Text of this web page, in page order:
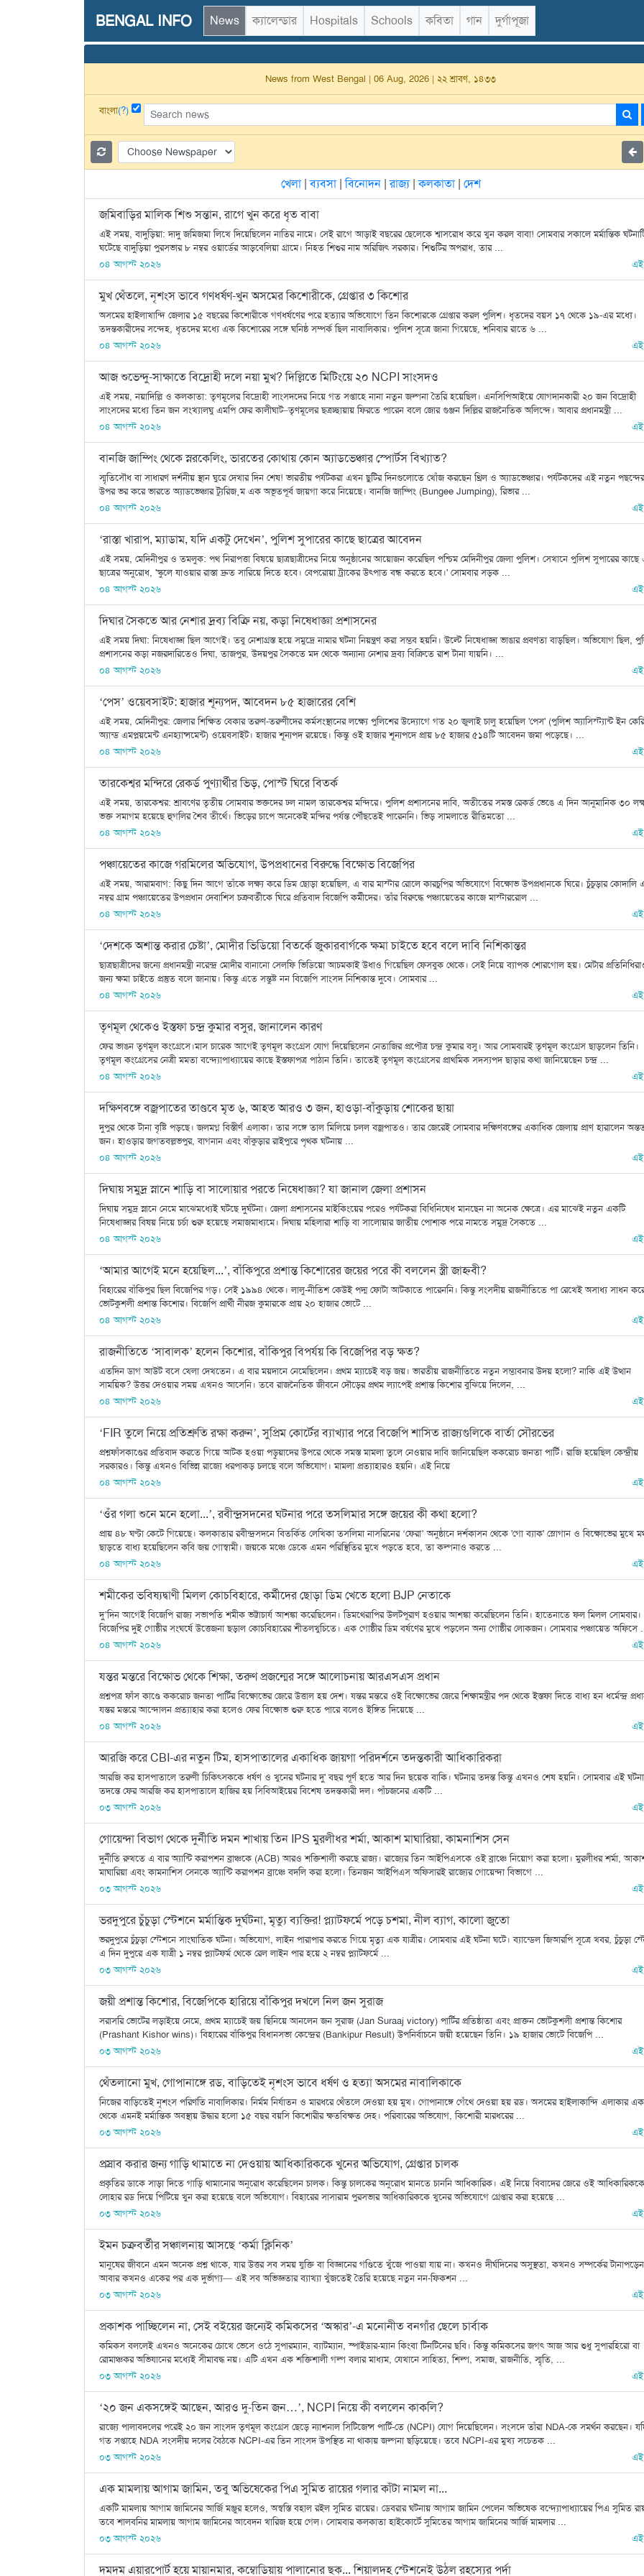
BENGAL INFO News ক্যালেন্ডার Hospitals Schools কবিতা গান দুর্গাপূজা
News from West Bengal | 06 Aug, 2026 | ২২ শ্রাবণ, ১৪৩৩
বাংলা(?)
খেলা|ব্যবসা|বিনোদন|রাজ্য|কলকাতা| দেশ
জমিবাড়ির মালিক শিশু সন্তান, রাগে খুন করে ধৃত বাবা
এই সময়, বাদুড়িয়া: দাদু জমিজমা লিখে দিয়েছিলেন নাতির নামে। সেই রাগে আড়াই বছরের ছেলেকে শ্বাসরোধ করে খুন করল বাবা! সোমবার সকালে মর্মান্তিক
ঘটেছে বাদুড়িয়া পুরসভার ৮ নম্বর ওয়ার্ডের আড়বেলিয়া গ্রামে। নিহত শিশুর নাম অরিজিৎ সরকার। শিশুটির অপরাধ, তার ...
০৪ আগস্ট ২০২৬
মুখ থেঁতলে, নৃশংস ভাবে গণধর্ষণ-খুন অসমের কিশোরীকে, গ্রেপ্তার ৩ কিশোর
অসমের হাইলাখান্দি জেলার ১৫ বছরের কিশোরীকে গণধর্ষণের পরে হত্যার অভিযোগে তিন কিশোরকে গ্রেপ্তার করল পুলিশ। ধৃতদের বয়স ১৭ থেকে ১৯-এর মধ্যে।
তদন্তকারীদের সন্দেহ, ধৃতদের মধ্যে এক কিশোরের সঙ্গে ঘনিষ্ঠ সম্পর্ক ছিল নাবালিকার। পুলিশ সূত্রে জানা গিয়েছে, শনিবার রাতে ৬ ...
০৪ আগস্ট ২০২৬
আজ শুভেন্দু-সাক্ষাতে বিদ্রোহী দলে নয়া মুখ? দিল্লিতে মিটিংয়ে ২০ NCPI সাংসদও
এই সময়, নয়াদিল্লি ও কলকাতা: তৃণমূলের বিদ্রোহী সাংসদদের নিয়ে গত সপ্তাহে নানা নতুন জল্পনা তৈরি হয়েছিল। এনসিপিআইয়ে যোগদানকারী ২০ জন বিদ্রোহী
সাংসদের মধ্যে তিন জন সংখ্যালঘু এমপি ফের কালীঘাট–তৃণমূলের ছত্রচ্ছায়ায় ফিরতে পারেন বলে জোর গুঞ্জন দিল্লির রাজনৈতিক অলিন্দে। আবার প্রধানমন্ত্রী ...
০৪ আগস্ট ২০২৬
বানজি জাম্পিং থেকে স্নরকেলিং, ভারতের কোথায় কোন অ্যাডভেঞ্চার স্পোর্টস বিখ্যাত?
স্মৃতিসৌধ বা সাধারণ দর্শনীয় স্থান ঘুরে দেখার দিন শেষ! ভারতীয় পর্যটকরা এখন ছুটির দিনগুলোতে খোঁজ করছেন থ্রিল ও অ্যাডভেঞ্চার। পর্যটকদের এই নতুন পছন্দের
উপর ভর করে ভারতে অ্যাডভেঞ্চার ট্যুরিজ়ম এক অভূতপূর্ব জায়গা করে নিয়েছে। বানজি জাম্পিং (Bungee Jumping), রিভার ...
০৪ আগস্ট ২০২৬
‘রাস্তা খারাপ, ম্যাডাম, যদি একটু দেখেন’, পুলিশ সুপারের কাছে ছাত্রের আবেদন
এই সময়, মেদিনীপুর ও তমলুক: পথ নিরাপত্তা বিষয়ে ছাত্রছাত্রীদের নিয়ে অনুষ্ঠানের আয়োজন করেছিল পশ্চিম মেদিনীপুর জেলা পুলিশ। সেখানে পুলিশ সুপারের
ছাত্রের অনুরোধ, 'স্কুলে যাওয়ার রাস্তা দ্রুত সারিয়ে দিতে হবে। বেপরোয়া ট্রাকের উৎপাত বন্ধ করতে হবে।' সোমবার সড়ক ...
০৪ আগস্ট ২০২৬
দিঘার সৈকতে আর নেশার দ্রব্য বিক্রি নয়, কড়া নিষেধাজ্ঞা প্রশাসনের
এই সময় দিঘা: নিষেধাজ্ঞা ছিল আগেই। তবু নেশাগ্রস্ত হয়ে সমুদ্রে নামার ঘটনা নিয়ন্ত্রণ করা সম্ভব হয়নি। উল্টে নিষেধাজ্ঞা ভাঙার প্রবণতা বাড়ছিল। অভিযোগ ছিল,
প্রশাসনের কড়া নজরদারিতেও দিঘা, তাজপুর, উদয়পুর সৈকতে মদ থেকে অন্যান্য নেশার দ্রব্য বিক্রিতে রাশ টানা যায়নি। ...
০৪ আগস্ট ২০২৬
‘পেস’ ওয়েবসাইট: হাজার শূন্যপদ, আবেদন ৮৫ হাজারের বেশি
এই সময়, মেদিনীপুর: জেলার শিক্ষিত বেকার তরুণ-তরুণীদের কর্মসংস্থানের লক্ষ্যে পুলিশের উদ্যোগে গত ২০ জুলাই চালু হয়েছিল 'পেস' (পুলিশ অ্যাসিস্ট্যান্ট ইন
অ্যান্ড এমপ্লয়মেন্ট এনহ্যান্সমেন্ট) ওয়েবসাইট। হাজার শূন্যপদ রয়েছে। কিন্তু ওই হাজার শূন্যপদে প্রায় ৮৫ হাজার ৫১৪টি আবেদন জমা পড়েছে। ...
০৪ আগস্ট ২০২৬
তারকেশ্বর মন্দিরে রেকর্ড পুণ্যার্থীর ভিড়, পোস্ট ঘিরে বিতর্ক
এই সময়, তারকেশ্বর: শ্রাবণের তৃতীয় সোমবার ভক্তদের ঢল নামল তারকেশ্বর মন্দিরে। পুলিশ প্রশাসনের দাবি, অতীতের সমস্ত রেকর্ড ভেঙে এ দিন আনুমানিক ৩০
ভক্ত সমাগম হয়েছে হুগলির শৈব তীর্থে। ভিড়ের চাপে অনেকেই মন্দির পর্যন্ত পৌঁছতেই পারেননি। ভিড় সামলাতে রীতিমতো ...
০৪ আগস্ট ২০২৬
পঞ্চায়েতের কাজে গরমিলের অভিযোগ, উপপ্রধানের বিরুদ্ধে বিক্ষোভ বিজেপির
এই সময়, আরামবাগ: কিছু দিন আগে তাঁকে লক্ষ্য করে ডিম ছোড়া হয়েছিল, এ বার মাস্টার রোলে কারচুপির অভিযোগে বিক্ষোভ উপপ্রধানকে ঘিরে। চুঁচুড়ার কোদালি
নম্বর গ্রাম পঞ্চায়েতের উপপ্রধান দেবাশিস চক্রবর্তীকে ঘিরে প্রতিবাদ বিজেপি কর্মীদের। তাঁর বিরুদ্ধে পঞ্চায়েতের কাজে মাস্টাররোল ...
০৪ আগস্ট ২০২৬
‘দেশকে অশান্ত করার চেষ্টা’, মোদীর ভিডিয়ো বিতর্কে জুকারবার্গকে ক্ষমা চাইতে হবে বলে দাবি নিশিকান্তর
ছাত্রছাত্রীদের জন্যে প্রধানমন্ত্রী নরেন্দ্র মোদীর বানানো সেলফি ভিডিয়ো আচমকাই উধাও গিয়েছিল ফেসবুক থেকে। সেই নিয়ে ব্যাপক শোরগোল হয়। মেটার
জন্য ক্ষমা চাইতে প্রস্তুত বলে জানায়। কিন্তু এতে সন্তুষ্ট নন বিজেপি সাংসদ নিশিকান্ত দুবে। সোমবার ...
০৪ আগস্ট ২০২৬
তৃণমূল থেকেও ইস্তফা চন্দ্র কুমার বসুর, জানালেন কারণ
ফের ভাঙন তৃণমূল কংগ্রেসে।মাস চারেক আগেই তৃণমূল কংগ্রেস যোগ দিয়েছিলেন নেতাজির প্রপৌত্র চন্দ্র কুমার বসু। আর সোমবারই তৃণমূল কংগ্রেস ছাড়লেন তিনি।
তৃণমূল কংগ্রেসের নেত্রী মমতা বন্দ্যোপাধ্যায়ের কাছে ইস্তফাপত্র পাঠান তিনি। তাতেই তৃণমূল কংগ্রেসের প্রাথমিক সদস্যপদ ছাড়ার কথা জানিয়েছেন চন্দ্র ...
০৪ আগস্ট ২০২৬
দক্ষিণবঙ্গে বজ্রপাতের তাণ্ডবে মৃত ৬, আহত আরও ৩ জন, হাওড়া-বাঁকুড়ায় শোকের ছায়া
দুপুর থেকে টানা বৃষ্টি পড়ছে। জলমগ্ন বিস্তীর্ণ এলাকা। তার সঙ্গে তাল মিলিয়ে চলল বজ্রপাতও। তার জেরেই সোমবার দক্ষিণবঙ্গের একাধিক জেলায় প্রাণ হারালেন
জন। হাওড়ার জগতবল্লভপুর, বাগনান এবং বাঁকুড়ার রাইপুরে পৃথক ঘটনায় ...
০৪ আগস্ট ২০২৬
দিঘায় সমুদ্র স্নানে শাড়ি বা সালোয়ার পরতে নিষেধাজ্ঞা? যা জানাল জেলা প্রশাসন
দিঘায় সমুদ্র স্নানে নেমে মাঝেমধ্যেই ঘটছে দুর্ঘটনা। জেলা প্রশাসনের মাইকিংয়ের পরেও পর্যটকরা বিধিনিষেধ মানছেন না অনেক ক্ষেত্রে। এর মাঝেই নতুন একটি
নিষেধাজ্ঞার বিষয় নিয়ে চর্চা শুরু হয়েছে সমাজমাধ্যমে। দিঘায় মহিলারা শাড়ি বা সালোয়ার জাতীয় পোশাক পরে নামতে সমুদ্র সৈকতে ...
০৪ আগস্ট ২০২৬
‘আমার আগেই মনে হয়েছিল...’, বাঁকিপুরে প্রশান্ত কিশোরের জয়ের পরে কী বললেন স্ত্রী জাহ্নবী?
বিহারের বাঁকিপুর ছিল বিজেপির গড়। সেই ১৯৯৪ থেকে। লালু-নীতিশ কেউই পদ্ম ফোটা আটকাতে পারেননি। কিন্তু সংসদীয় রাজনীতিতে পা রেখেই অসাধ্য সাধন
ভোটকুশলী প্রশান্ত কিশোর। বিজেপি প্রার্থী নীরজ কুমারকে প্রায় ২০ হাজার ভোটে ...
০৪ আগস্ট ২০২৬
রাজনীতিতে ‘সাবালক’ হলেন কিশোর, বাঁকিপুর বিপর্যয় কি বিজেপির বড় ক্ষত?
এতদিন ডাগ আউট বসে খেলা দেখতেন। এ বার ময়দানে নেমেছিলেন। প্রথম ম্যাচেই বড় জয়। ভারতীয় রাজনীতিতে নতুন সম্ভাবনার উদয় হলো? নাকি এই উত্থান
সাময়িক? উত্তর দেওয়ার সময় এখনও আসেনি। তবে রাজনৈতিক জীবনে দৌড়ের প্রথম ল্যাপেই প্রশান্ত কিশোর বুঝিয়ে দিলেন, ...
০৪ আগস্ট ২০২৬
‘FIR তুলে নিয়ে প্রতিশ্রুতি রক্ষা করুন’, সুপ্রিম কোর্টের ব্যাখ্যার পরে বিজেপি শাসিত রাজ্যগুলিকে বার্তা সৌরভের
প্রশ্নফাঁসকাণ্ডের প্রতিবাদ করতে গিয়ে আটক হওয়া পড়ুয়াদের উপরে থেকে সমস্ত মামলা তুলে নেওয়ার দাবি জানিয়েছিল ককরোচ জনতা পার্টি। রাজি হয়েছিল কেন্দ্রীয়
সরকারও। কিন্তু এখনও বিভিন্ন রাজ্যে ধরপাকড় চলছে বলে অভিযোগ। মামলা প্রত্যাহারও হয়নি। এই নিয়ে
০৪ আগস্ট ২০২৬
‘ওঁর গলা শুনে মনে হলো...’, রবীন্দ্রসদনের ঘটনার পরে তসলিমার সঙ্গে জয়ের কী কথা হলো?
প্রায় ৪৮ ঘণ্টা কেটে গিয়েছে। কলকাতার রবীন্দ্রসদনে বিতর্কিত লেখিকা তসলিমা নাসরিনের ‘ফেরা’ অনুষ্ঠানে দর্শকাসন থেকে 'গো ব্যাক' স্লোগান ও বিক্ষোভের মুখে
ছাড়তে বাধ্য হয়েছিলেন কবি জয় গোস্বামী। জয়কে মঞ্চে ডেকে এমন পরিস্থিতির মুখে পড়তে হবে, তা কল্পনাও করতে ...
০৪ আগস্ট ২০২৬
শমীকের ভবিষ্যদ্বাণী মিলল কোচবিহারে, কর্মীদের ছোড়া ডিম খেতে হলো BJP নেতাকে
দু’দিন আগেই বিজেপি রাজ্য সভাপতি শমীক ভট্টাচার্য আশঙ্কা করেছিলেন। ডিমথেরাপির উলটপূরাণ হওয়ার আশঙ্কা করেছিলেন তিনি। হাতেনাতে ফল মিলল সোমবার।
বিজেপির দুই গোষ্ঠীর সংঘর্ষে উত্তেজনা ছড়াল কোচবিহারের শীতলখুচিতে। এক গোষ্ঠীর ডিম বর্ষণের মুখে পড়লেন অন্য গোষ্ঠীর লোকজন। সোমবার পঞ্চায়েত অফিসে
০৪ আগস্ট ২০২৬
যন্তর মন্তরে বিক্ষোভ থেকে শিক্ষা, তরুণ প্রজন্মের সঙ্গে আলোচনায় আরএসএস প্রধান
প্রশ্নপত্র ফাঁস কাণ্ডে ককরোচ জনতা পার্টির বিক্ষোভের জেরে উত্তাল হয় দেশ। যন্তর মন্তরে ওই বিক্ষোভের জেরে শিক্ষামন্ত্রীর পদ থেকে ইস্তফা দিতে বাধ্য হন ধর্মেন্দ্র
যন্তর মন্তরে আন্দোলন প্রত্যাহার করা হলেও ফের বিক্ষোভ শুরু হতে পারে বলেও ইঙ্গিত দিয়েছে ...
০৪ আগস্ট ২০২৬
আরজি করে CBI-এর নতুন টিম, হাসপাতালের একাধিক জায়গা পরিদর্শনে তদন্তকারী আধিকারিকরা
আরজি কর হাসপাতালে তরুণী চিকিৎসককে ধর্ষণ ও খুনের ঘটনার দু' বছর পূর্ণ হতে আর দিন ছয়েক বাকি। ঘটনার তদন্ত কিন্তু এখনও শেষ হয়নি। সোমবার এই
তদন্তে ফের আরজি কর হাসপাতালে হাজির হয় সিবিআইয়ের বিশেষ তদন্তকারী দল। পাঁচজনের একটি ...
০৩ আগস্ট ২০২৬
গোয়েন্দা বিভাগ থেকে দুর্নীতি দমন শাখায় তিন IPS মুরলীধর শর্মা, আকাশ মাঘারিয়া, কামনাশিস সেন
দুর্নীতি রুখতে এ বার অ্যান্টি করাপশন ব্রাঞ্চকে (ACB) আরও শক্তিশালী করছে রাজ্য। রাজ্যের তিন আইপিএসকে ওই ব্রাঞ্চে নিয়োগ করা হলো। মুরলীধর শর্মা,
মাঘারিয়া এবং কামনাশিস সেনকে অ্যান্টি করাপশন ব্রাঞ্চে বদলি করা হলো। তিনজন আইপিএস অফিসারই রাজ্যের গোয়েন্দা বিভাগে ...
০৩ আগস্ট ২০২৬
ভরদুপুরে চুঁচুড়া স্টেশনে মর্মান্তিক দুর্ঘটনা, মৃত্যু ব্যক্তির! প্ল্যাটফর্মে পড়ে চশমা, নীল ব্যাগ, কালো জুতো
ভরদুপুরে চুঁচুড়া স্টেশনে সাংঘাতিক ঘটনা। অভিযোগ, লাইন পারাপার করতে গিয়ে মৃত্যু এক যাত্রীর। সোমবার এই ঘটনা ঘটে। ব্যান্ডেল জিআরপি সূত্রে খবর, চুঁচুড়া
এ দিন দুপুরে এক যাত্রী ১ নম্বর প্ল্যাটফর্ম থেকে রেল লাইন পার হয়ে ২ নম্বর প্ল্যাটফর্মে ...
০৩ আগস্ট ২০২৬
জয়ী প্রশান্ত কিশোর, বিজেপিকে হারিয়ে বাঁকিপুর দখলে নিল জন সুরাজ
সরাসরি ভোটের লড়াইয়ে নেমে, প্রথম ম্যাচেই জয় ছিনিয়ে আনলেন জন সুরাজ (Jan Suraaj victory) পার্টির প্রতিষ্ঠাতা এবং প্রাক্তন ভোটকুশলী প্রশান্ত কিশোর
(Prashant Kishor wins)। বিহারের বাঁকিপুর বিধানসভা কেন্দ্রের (Bankipur Result) উপনির্বাচনে জয়ী হয়েছেন তিনি। ১৯ হাজার ভোটে বিজেপি ...
০৩ আগস্ট ২০২৬
থেঁতলানো মুখ, গোপানাঙ্গে রড, বাড়িতেই নৃশংস ভাবে ধর্ষণ ও হত্যা অসমের নাবালিকাকে
নিজের বাড়িতেই নৃশংস পরিণতি নাবালিকার। নির্মম নির্যাতন ও মারধরে থেঁতলে দেওয়া হয় মুখ। গোপানাঙ্গে গেঁথে দেওয়া হয় রড। অসমের হাইলাকান্দি এলাকার
থেকে এমনই মর্মান্তিক অবস্থায় উদ্ধার হলো ১৫ বছর বয়সি কিশোরীর ক্ষতবিক্ষত দেহ। পরিবারের অভিযোগ, কিশোরী মারধরের ...
০৩ আগস্ট ২০২৬
প্রস্রাব করার জন্য গাড়ি থামাতে না দেওয়ায় আধিকারিককে খুনের অভিযোগ, গ্রেপ্তার চালক
প্রকৃতির ডাকে সাড়া দিতে গাড়ি থামানোর অনুরোধ করেছিলেন চালক। কিন্তু চালকের অনুরোধ মানতে চাননি আধিকারিক। এই নিয়ে বিবাদের জেরে ওই আধিকারিককে
লোহার রড দিয়ে পিটিয়ে খুন করা হয়েছে বলে অভিযোগ। বিহারের সাসারাম পুরসভার আধিকারিককে খুনের অভিযোগে গ্রেপ্তার করা হয়েছে ...
০৩ আগস্ট ২০২৬
ইমন চক্রবর্তীর সঞ্চালনায় আসছে ‘কর্মা ক্লিনিক’
মানুষের জীবনে এমন অনেক প্রশ্ন থাকে, যার উত্তর সব সময় যুক্তি বা বিজ্ঞানের গণ্ডিতে খুঁজে পাওয়া যায় না। কখনও দীর্ঘদিনের অসুস্থতা, কখনও সম্পর্কের
আবার কখনও একের পর এক দুর্ভাগ্য— এই সব অভিজ্ঞতার ব্যাখ্যা খুঁজতেই তৈরি হয়েছে নতুন নন-ফিকশন ...
০৩ আগস্ট ২০২৬
প্রকাশক পাচ্ছিলেন না, সেই বইয়ের জন্যেই কমিকসের ‘অস্কার’-এ মনোনীত বনগাঁর ছেলে চার্বাক
কমিকস বললেই এখনও অনেকের চোখে ভেসে ওঠে সুপারম্যান, ব্যাটম্যান, স্পাইডার-ম্যান কিংবা টিনটিনের ছবি। কিন্তু কমিকসের জগৎ আজ আর শুধু সুপারহিরো বা
রোমাঞ্চকর অভিযানের মধ্যেই সীমাবদ্ধ নয়। এটি এখন এক শক্তিশালী গল্প বলার মাধ্যম, যেখানে সাহিত্য, শিল্প, সমাজ, রাজনীতি, স্মৃতি, ...
০৩ আগস্ট ২০২৬
‘২০ জন একসঙ্গেই আছেন, আরও দু-তিন জন…’, NCPI নিয়ে কী বললেন কাকলি?
রাজ্যে পালাবদলের পরেই ২০ জন সাংসদ তৃণমূল কংগ্রেস ছেড়ে ন্যাশনাল সিটিজেন্স পার্টি-তে (NCPI) যোগ দিয়েছিলেন। সংসদে তাঁরা NDA-কে সমর্থন করছেন।
গত সপ্তাহে NDA সংসদীয় দলের বৈঠকে NCPI-এর তিন সাংসদ উপস্থিত না থাকায় জল্পনা ছড়িয়েছে। তবে NCPI-এর মুখ্য সচেতক ...
০৩ আগস্ট ২০২৬
এক মামলায় আগাম জামিন, তবু অভিষেকের পিএ সুমিত রায়ের গলার কাঁটা নামল না...
একটি মামলায় আগাম জামিনের আর্জি মঞ্জুর হলেও, অস্বস্তি বহাল রইল সুমিত রায়ের। ডেবরার ঘটনায় আগাম জামিন পেলেন অভিষেক বন্দ্যোপাধ্যায়ের পিএ সুমিত
তবে শালবনির মামলায় আগাম জামিনের আবেদন খারিজ হয়ে গেল। সোমবার কলকাতা হাইকোর্টে সুমিতের আগাম জামিনের আর্জি মামলার ...
০৩ আগস্ট ২০২৬
দমদম এয়ারপোর্ট হয়ে মায়ানমার, কম্বোডিয়ায় পালানোর ছক... শিয়ালদহ স্টেশনেই উঠল রহস্যের পর্দা